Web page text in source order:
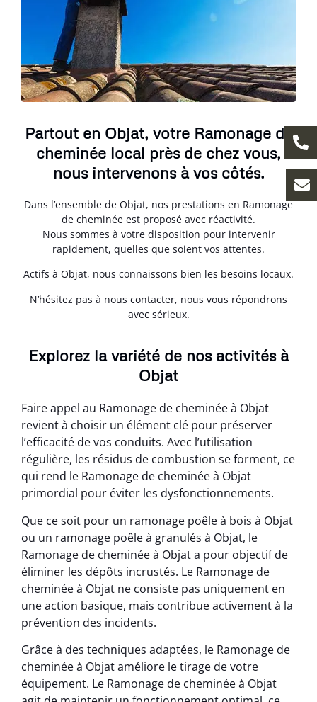
Partout en Objat, votre Ramonage de
cheminée local près de chez vous,
nous intervenons à vos côtés.
Dans l’ensemble de Objat, nos prestations en Ramonage
de cheminée est proposé avec réactivité.
Nous sommes à votre disposition pour intervenir
rapidement, quelles que soient vos attentes.
Actifs à Objat, nous connaissons bien les besoins locaux.
N’hésitez pas à nous contacter, nous vous répondrons
avec sérieux.
Explorez la variété de nos activités à
Objat
Faire appel au Ramonage de cheminée à Objat
revient à choisir un élément clé pour préserver
l’efficacité de vos conduits. Avec l’utilisation
régulière, les résidus de combustion se forment, ce
qui rend le Ramonage de cheminée à Objat
primordial pour éviter les dysfonctionnements.
Que ce soit pour un ramonage poêle à bois à Objat
ou un ramonage poêle à granulés à Objat, le
Ramonage de cheminée à Objat a pour objectif de
éliminer les dépôts incrustés. Le Ramonage de
cheminée à Objat ne consiste pas uniquement en
une action basique, mais contribue activement à la
prévention des incidents.
Grâce à des techniques adaptées, le Ramonage de
cheminée à Objat améliore le tirage de votre
équipement. Le Ramonage de cheminée à Objat